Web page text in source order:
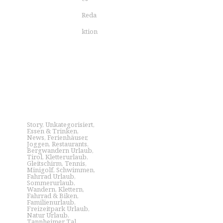
Reda
ktion
Story, Unkategorisiert,
Essen & Trinken,
News, Ferienhäuser,
Joggen, Restaurants,
Bergwandern Urlaub,
Tirol, Kletterurlaub,
Gleitschirm, Tennis,
Minigolf, Schwimmen,
Fahrrad Urlaub,
Sommerurlaub,
Wandern, Klettern,
Fahrrad & Biken,
Familienurlaub,
Freizeitpark Urlaub,
Natur Urlaub,